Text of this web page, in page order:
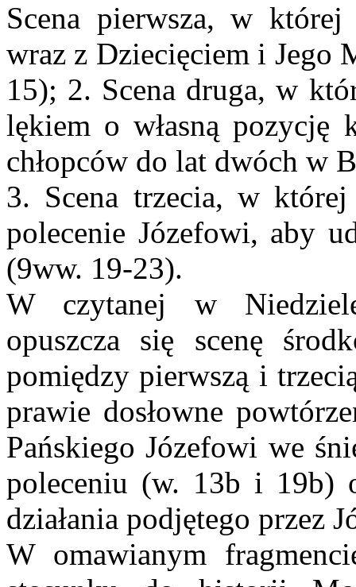
Scena pierwsza, w
wraz z Dziecięciem i Jego
15); 2. Scena druga, w
lękiem o własną pozycję
chłopców do lat dwóch w
3. Scena trzecia, w
polecenie Józefowi, aby
(9ww. 19-23).
W czytanej w
opuszcza się scenę
pomiędzy pierwszą i
prawie dosłowne
Pańskiego Józefowi we
poleceniu (w. 13b i 19b)
działania podjętego przez
W omawianym